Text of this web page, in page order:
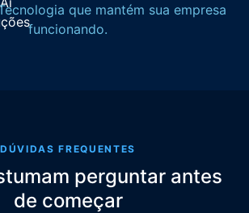
que mantém sua empresa
funcionando.
DÚVIDAS FREQUENTES
perguntar antes
de começar